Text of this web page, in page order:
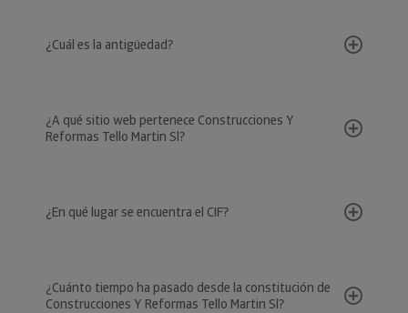
¿Cuál es la antigüedad?
¿A qué sitio web pertenece Construcciones Y
Reformas Tello Martin Sl?
¿En qué lugar se encuentra el CIF?
¿Cuánto tiempo ha pasado desde la constitución de
Construcciones Y Reformas Tello Martin Sl?